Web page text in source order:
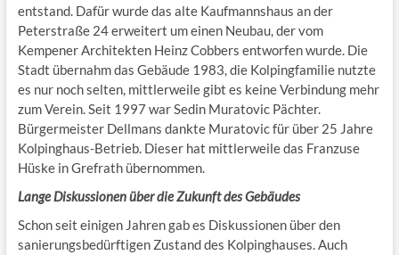
entstand. Dafür wurde das alte Kaufmannshaus an der
Peterstraße 24 erweitert um einen Neubau, der vom
Kempener Architekten Heinz Cobbers entworfen wurde. Die
Stadt übernahm das Gebäude 1983, die Kolpingfamilie nutzte
es nur noch selten, mittlerweile gibt es keine Verbindung mehr
zum Verein. Seit 1997 war Sedin Muratovic Pächter.
Bürgermeister Dellmans dankte Muratovic für über 25 Jahre
Kolpinghaus-Betrieb. Dieser hat mittlerweile das Franzuse
Hüske in Grefrath übernommen.
Lange Diskussionen über die Zukunft des Gebäudes
Schon seit einigen Jahren gab es Diskussionen über den
sanierungsbedürftigen Zustand des Kolpinghauses. Auch